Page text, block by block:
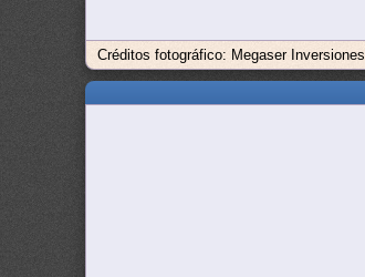
Créditos fotográfico: Megaser Inversiones